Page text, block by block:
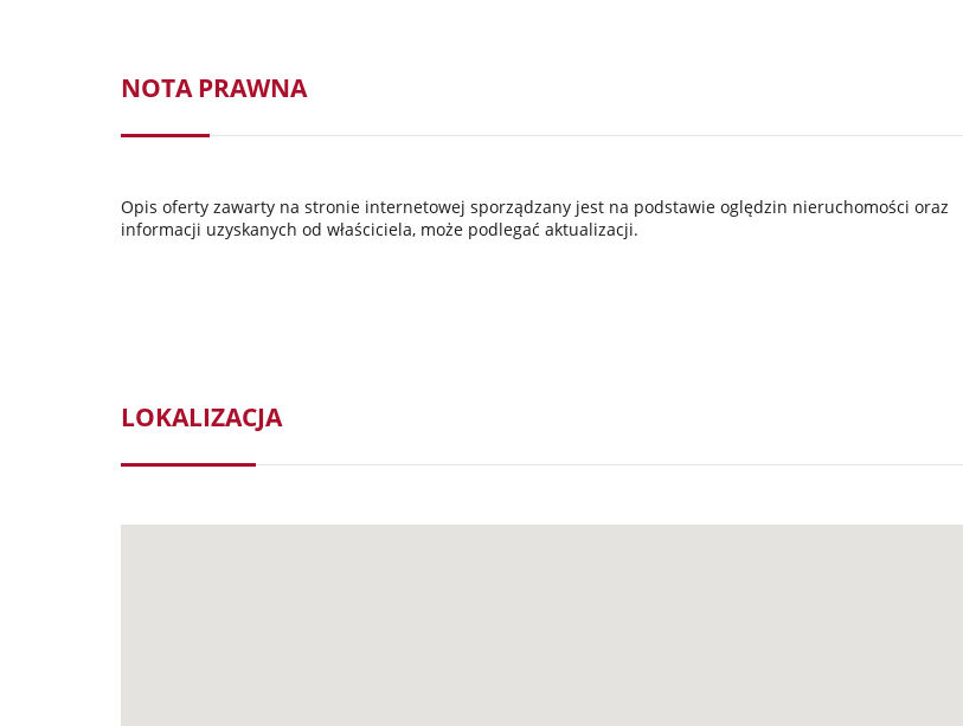
NOTA PRAWNA
Opis oferty zawarty na stronie internetowej sporządzany jest na podstawie oględzin nieruchomości oraz
informacji uzyskanych od właściciela, może podlegać aktualizacji.
LOKALIZACJA